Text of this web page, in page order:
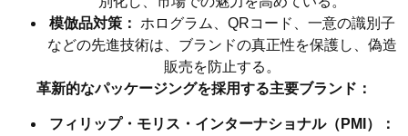
模倣品対策： ホログラム、QRコード、一意の識別子
などの先進技術は、ブランドの真正性を保護し、偽造
販売を防止する。
革新的なパッケージングを採用する主要ブランド：
フィリップ・モリス・インターナショナル（PMI）：